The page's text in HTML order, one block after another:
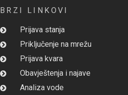
BRZI LINKOVI
Prijava stanja
Priključenje na mrežu
Prijava kvara
Obavještenja i najave
Analiza vode